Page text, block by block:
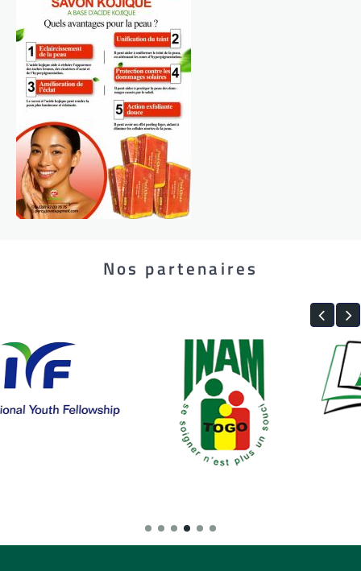
Nos partenaires